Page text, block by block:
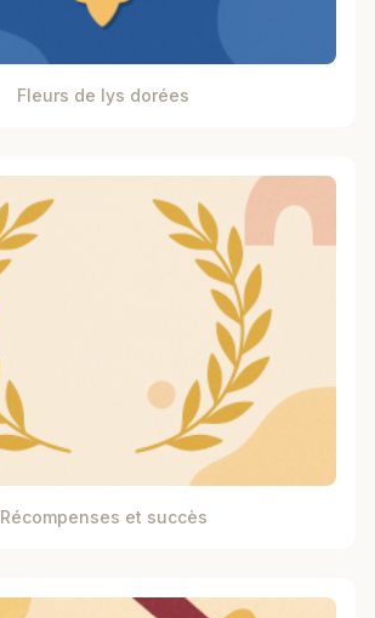
Fleurs de lys dorées
Récompenses et succès